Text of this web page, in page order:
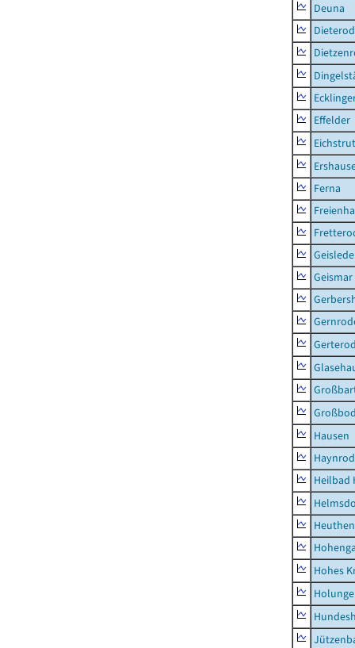
Deuna
Effelder
Ferna
Geismar
Hausen
Heilbad
Heuthen
Hohes